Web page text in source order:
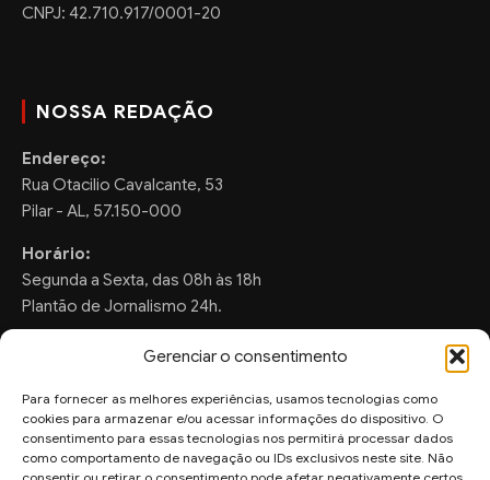
Gerenciar o consentimento
Para fornecer as melhores experiências, usamos tecnologias como
cookies para armazenar e/ou acessar informações do dispositivo. O
consentimento para essas tecnologias nos permitirá processar dados
como comportamento de navegação ou IDs exclusivos neste site. Não
CNPJ: 42.710.917/0001-20
NOSSA REDAÇÃO
Endereço:
Rua Otacilio Cavalcante, 53
Pilar - AL, 57.150-000
Horário:
Segunda a Sexta, das 08h às 18h
Plantão de Jornalismo 24h.
FALE CONOSCO
Sugestões de Pauta: